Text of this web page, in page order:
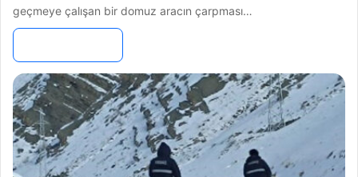
geçmeye çalışan bir domuz aracın çarpması…